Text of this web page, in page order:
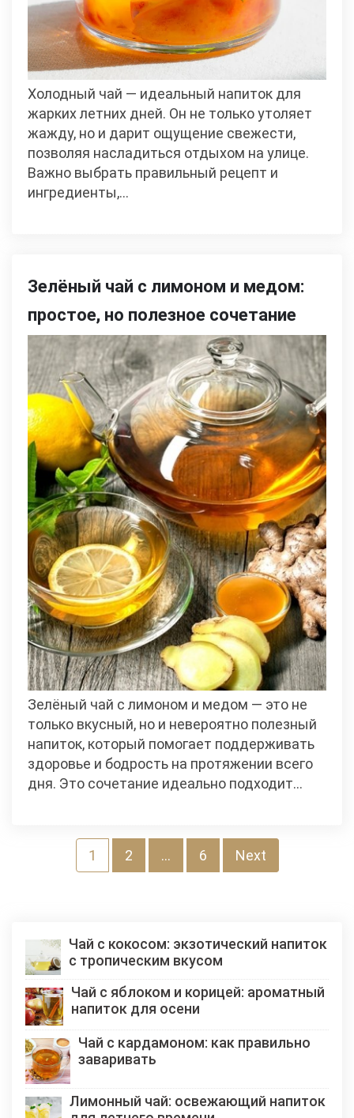
Холодный чай — идеальный напиток для
жарких летних дней. Он не только утоляет
жажду, но и дарит ощущение свежести,
позволяя насладиться отдыхом на улице.
Важно выбрать правильный рецепт и
ингредиенты,…
Зелёный чай с лимоном и медом:
простое, но полезное сочетание
Зелёный чай с лимоном и медом — это не
только вкусный, но и невероятно полезный
напиток, который помогает поддерживать
здоровье и бодрость на протяжении всего
дня. Это сочетание идеально подходит…
Пагинация
1 2 … 6 Next
Чай с кокосом: экзотический напиток
с тропическим вкусом
Чай с яблоком и корицей: ароматный
напиток для осени
Чай с кардамоном: как правильно
заваривать
Лимонный чай: освежающий напиток